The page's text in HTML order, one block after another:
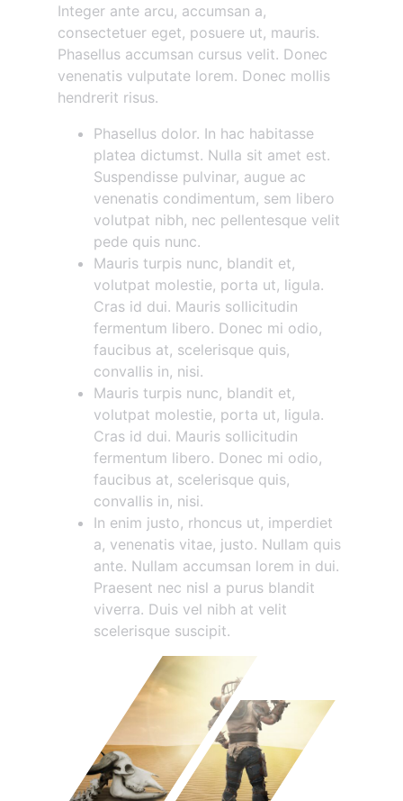
Integer ante arcu, accumsan a,
consectetuer eget, posuere ut, mauris.
Phasellus accumsan cursus velit. Donec
venenatis vulputate lorem. Donec mollis
hendrerit risus.
Phasellus dolor. In hac habitasse
platea dictumst. Nulla sit amet est.
Suspendisse pulvinar, augue ac
venenatis condimentum, sem libero
volutpat nibh, nec pellentesque velit
pede quis nunc.
Mauris turpis nunc, blandit et,
volutpat molestie, porta ut, ligula.
Cras id dui. Mauris sollicitudin
fermentum libero. Donec mi odio,
faucibus at, scelerisque quis,
convallis in, nisi.
Mauris turpis nunc, blandit et,
volutpat molestie, porta ut, ligula.
Cras id dui. Mauris sollicitudin
fermentum libero. Donec mi odio,
faucibus at, scelerisque quis,
convallis in, nisi.
In enim justo, rhoncus ut, imperdiet
a, venenatis vitae, justo. Nullam quis
ante. Nullam accumsan lorem in dui.
Praesent nec nisl a purus blandit
viverra. Duis vel nibh at velit
scelerisque suscipit.